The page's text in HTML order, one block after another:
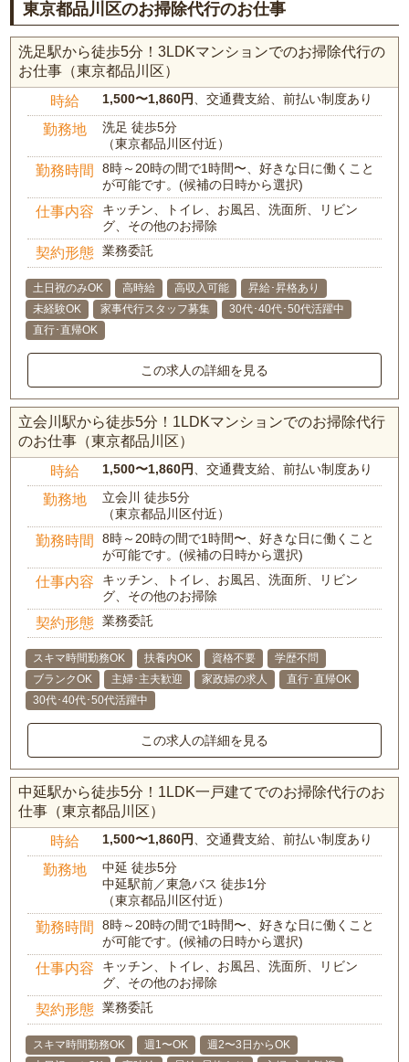
東京都品川区のお掃除代行のお仕事
洗足駅から徒歩5分！3LDKマンションでのお掃除代行の
お仕事（東京都品川区）
時給 1,500〜1,860円 、交通費支給、前払い制度あり
勤務地
洗足 徒歩5分
（東京都品川区付近）
勤務時間
8時～20時の間で1時間〜、好きな日に働くこと
が可能です。(候補の日時から選択)
仕事内容
キッチン、トイレ、お風呂、洗面所、リビン
グ、その他のお掃除
契約形態 業務委託
土日祝のみOK 高時給 高収入可能
昇給･昇格あり
未経験OK
家事代行スタッフ募集
30代･40代･50代活躍中
直行･直帰OK
この求人の詳細を見る
立会川駅から徒歩5分！1LDKマンションでのお掃除代行
のお仕事（東京都品川区）
時給 1,500〜1,860円 、交通費支給、前払い制度あり
勤務地
立会川 徒歩5分
（東京都品川区付近）
勤務時間
8時～20時の間で1時間〜、好きな日に働くこと
が可能です。(候補の日時から選択)
仕事内容
キッチン、トイレ、お風呂、洗面所、リビン
グ、その他のお掃除
契約形態 業務委託
スキマ時間勤務OK 扶養内OK 資格不要
学歴不問
ブランクOK
主婦･主夫歓迎 家政婦の求人
直行･直帰OK
30代･40代･50代活躍中
この求人の詳細を見る
中延駅から徒歩5分！1LDK一戸建てでのお掃除代行のお
仕事（東京都品川区）
時給 1,500〜1,860円 、交通費支給、前払い制度あり
勤務地
中延 徒歩5分
中延駅前／東急バス 徒歩1分
（東京都品川区付近）
勤務時間
8時～20時の間で1時間〜、好きな日に働くこと
が可能です。(候補の日時から選択)
仕事内容
キッチン、トイレ、お風呂、洗面所、リビン
グ、その他のお掃除
契約形態 業務委託
スキマ時間勤務OK 週1〜OK
週2〜3日からOK